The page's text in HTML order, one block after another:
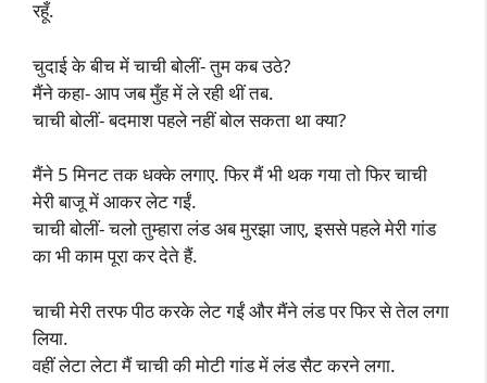
रहूँ.
चुदाई के बीच में चाची बोलीं- तुम कब उठे?
मैंने कहा- आप जब मुँह में ले रही थीं तब.
चाची बोलीं- बदमाश पहले नहीं बोल सकता था क्या?
मैंने 5 मिनट तक धक्के लगाए. फिर मैं भी थक गया तो फिर चाची
मेरी बाजू में आकर लेट गईं.
चाची बोलीं- चलो तुम्हारा लंड अब मुरझा जाए, इससे पहले मेरी गांड
का भी काम पूरा कर देते हैं.
चाची मेरी तरफ पीठ करके लेट गईं और मैंने लंड पर फिर से तेल लगा
लिया.
वहीं लेटा लेटा मैं चाची की मोटी गांड में लंड सैट करने लगा.